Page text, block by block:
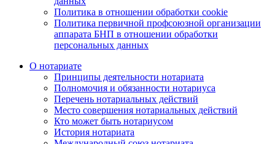
Политика в отношении обработки cookie
Политика первичной профсоюзной организации
аппарата БНП в отношении обработки
персональных данных
О нотариате
Принципы деятельности нотариата
Полномочия и обязанности нотариуса
Перечень нотариальных действий
Место совершения нотариальных действий
Кто может быть нотариусом
История нотариата